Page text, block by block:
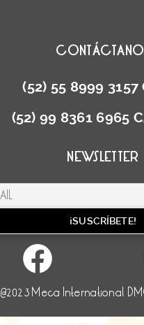
(52) 55 8999 3157
(52) 99 8361 6965
NEWSLETTER
@2023 Meca International